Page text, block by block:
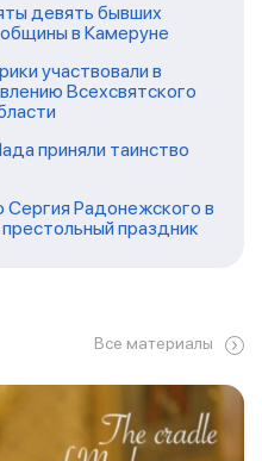
девять бывших
в Камеруне
участвовали в
Всехсвятского
приняли таинство
Радонежского в
праздник
Все материалы